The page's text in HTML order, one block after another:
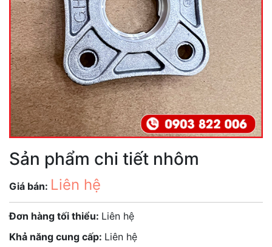
Sản phẩm chi tiết nhôm
Giá bán: Liên hệ
Đơn hàng tối thiểu: Liên hệ
Khả năng cung cấp: Liên hệ